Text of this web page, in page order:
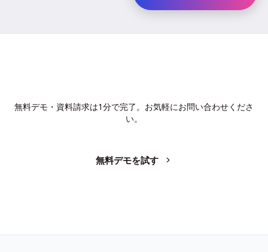
無料デモ・資料請求は1分で完了。お気軽にお問い合わせくださ
い。
無料デモを試す